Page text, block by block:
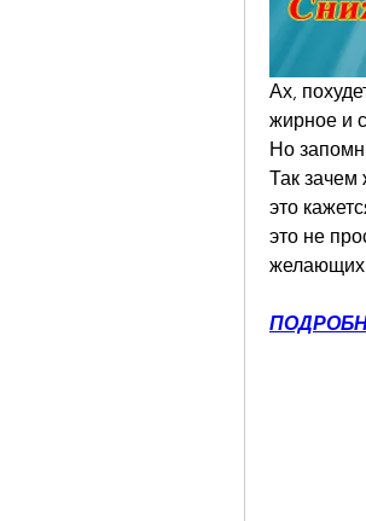
Ах,
жирное и
Но
Так зачем
это
это не
желающих